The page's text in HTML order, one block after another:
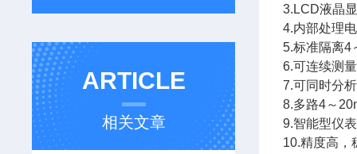
ARTICLE
相关文章
3.LCD液晶
4.内部处理
5.标准隔离4
6.可连续测
7.可同时分
8.多路4～
9.智能型仪
10.精度高，